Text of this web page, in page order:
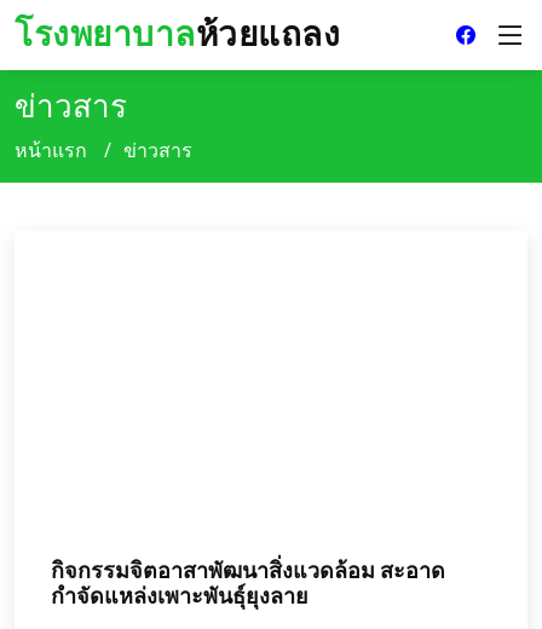
โรงพยาบาลห้วยแถลง
ข่าวสาร
หน้าแรก ข่าวสาร
กิจกรรมจิตอาสาพัฒนาสิ่งแวดล้อม สะอาด
กำจัดแหล่งเพาะพันธุ์ยุงลาย